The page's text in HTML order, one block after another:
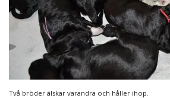
Två bröder älskar varandra och håller ihop.